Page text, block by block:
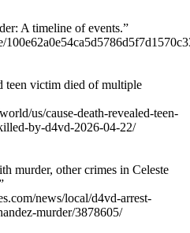
A timeline of events.”
teen victim died of multiple
us/cause-death-revealed-teen-
by-d4vd-2026-04-22/
murder, other crimes in Celeste
news/local/d4vd-arrest-
murder/3878605/